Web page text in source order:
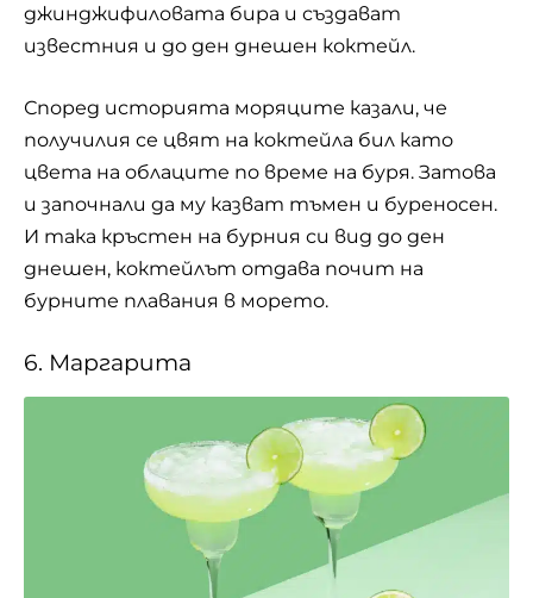
джинджифиловата бира и създават
известния и до ден днешен коктейл.
Според историята моряците казали, че
получилия се цвят на коктейла бил като
цвета на облаците по време на буря. Затова
и започнали да му казват тъмен и буреносен.
И така кръстен на бурния си вид до ден
днешен, коктейлът отдава почит на
бурните плавания в морето.
6. Маргарита